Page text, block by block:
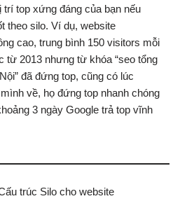
top xứng đáng của bạn nếu
theo silo. Ví dụ, website
cao, trung bình 150 visitors mỗi
từ 2013 nhưng từ khóa “seo tổng
đã đứng top, cũng có lúc
về, họ đứng top nhanh chóng
3 ngày Google trả top vĩnh
trúc Silo cho website